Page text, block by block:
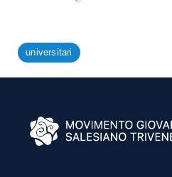
universitari